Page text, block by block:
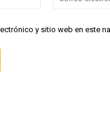
y sitio web en este